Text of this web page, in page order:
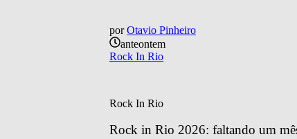
por Otavio Pinheiro
anteontem
Rock In Rio
Rock In Rio
Rock in Rio 2026: faltando um